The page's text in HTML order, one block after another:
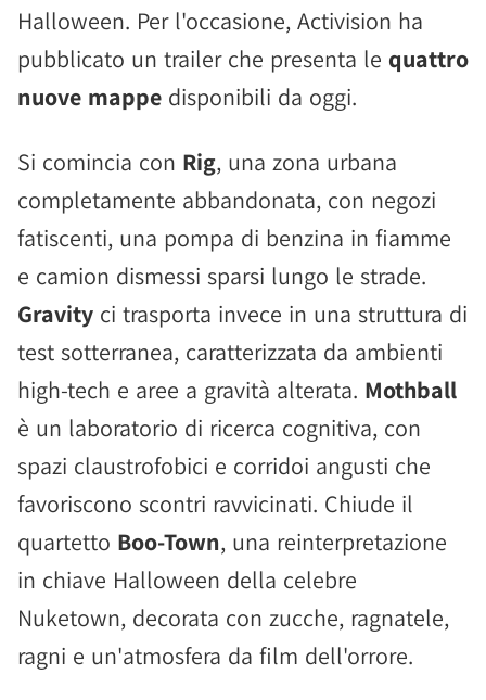
Halloween. Per l'occasione, Activision ha
pubblicato un trailer che presenta le quattro
nuove mappe disponibili da oggi.
Si comincia con Rig, una zona urbana
completamente abbandonata, con negozi
fatiscenti, una pompa di benzina in fiamme
e camion dismessi sparsi lungo le strade.
Gravity ci trasporta invece in una struttura di
test sotterranea, caratterizzata da ambienti
high-tech e aree a gravità alterata. Mothball
è un laboratorio di ricerca cognitiva, con
spazi claustrofobici e corridoi angusti che
favoriscono scontri ravvicinati. Chiude il
quartetto Boo-Town, una reinterpretazione
in chiave Halloween della celebre
Nuketown, decorata con zucche, ragnatele,
ragni e un'atmosfera da film dell'orrore.